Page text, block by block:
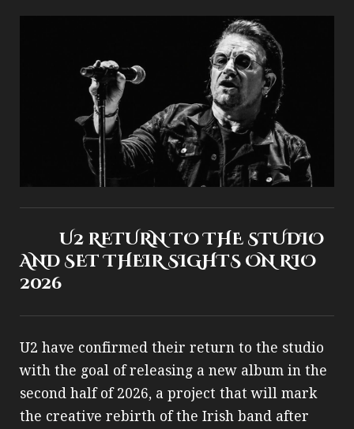
U2 RETURN TO THE STUDIO
AND SET THEIR SIGHTS ON RIO
2026
U2 have confirmed their return to the studio
with the goal of releasing a new album in the
second half of 2026, a project that will mark
the creative rebirth of the Irish band after